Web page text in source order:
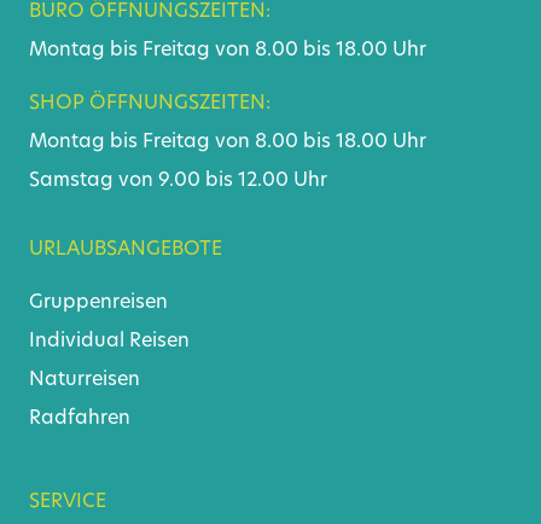
BÜRO ÖFFNUNGSZEITEN:
Montag bis Freitag von 8.00 bis 18.00 Uhr
SHOP ÖFFNUNGSZEITEN:
Montag bis Freitag von 8.00 bis 18.00 Uhr
Samstag von 9.00 bis 12.00 Uhr
URLAUBSANGEBOTE
Gruppenreisen
Individual Reisen
Naturreisen
Radfahren
SERVICE